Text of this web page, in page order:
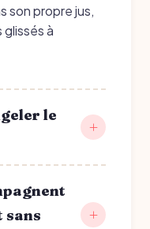
son propre jus,
à
le
sans